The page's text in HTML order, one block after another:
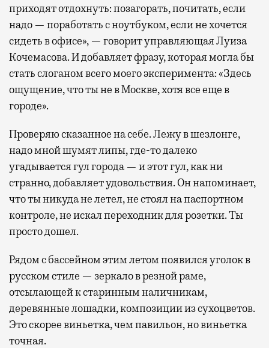
приходят отдохнуть: позагорать, почитать, если
надо — поработать с ноутбуком, если не хочется
сидеть в офисе», — говорит управляющая Луиза
Кочемасова. И добавляет фразу, которая могла бы
стать слоганом всего моего эксперимента: «Здесь
ощущение, что ты не в Москве, хотя все еще в
городе».
Проверяю сказанное на себе. Лежу в шезлонге,
надо мной шумят липы, где-то далеко
угадывается гул города — и этот гул, как ни
странно, добавляет удовольствия. Он напоминает,
что ты никуда не летел, не стоял на паспортном
контроле, не искал переходник для розетки. Ты
просто дошел.
Рядом с бассейном этим летом появился уголок в
русском стиле — зеркало в резной раме,
отсылающей к старинным наличникам,
деревянные лошадки, композиции из сухоцветов.
Это скорее виньетка, чем павильон, но виньетка
точная.